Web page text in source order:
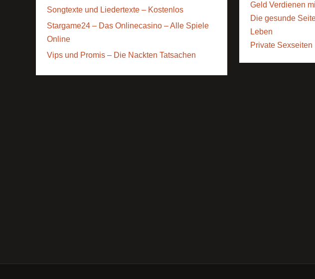
Songtexte und Liedertexte – Kostenlos
Stargame24 – Das Onlinecasino – Alle Spiele
Online
Vips und Promis – Die Nackten Tatsachen
Geld Verdienen
Die gesunde
Leben
Private Sexseiten